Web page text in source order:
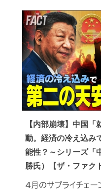
【内部崩壊】中国
動。経済の冷え込み
能性？～シリーズ「
勝氏）【ザ・ファク
4月のサプライチェ